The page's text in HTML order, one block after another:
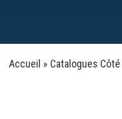
Accueil » Catalogues